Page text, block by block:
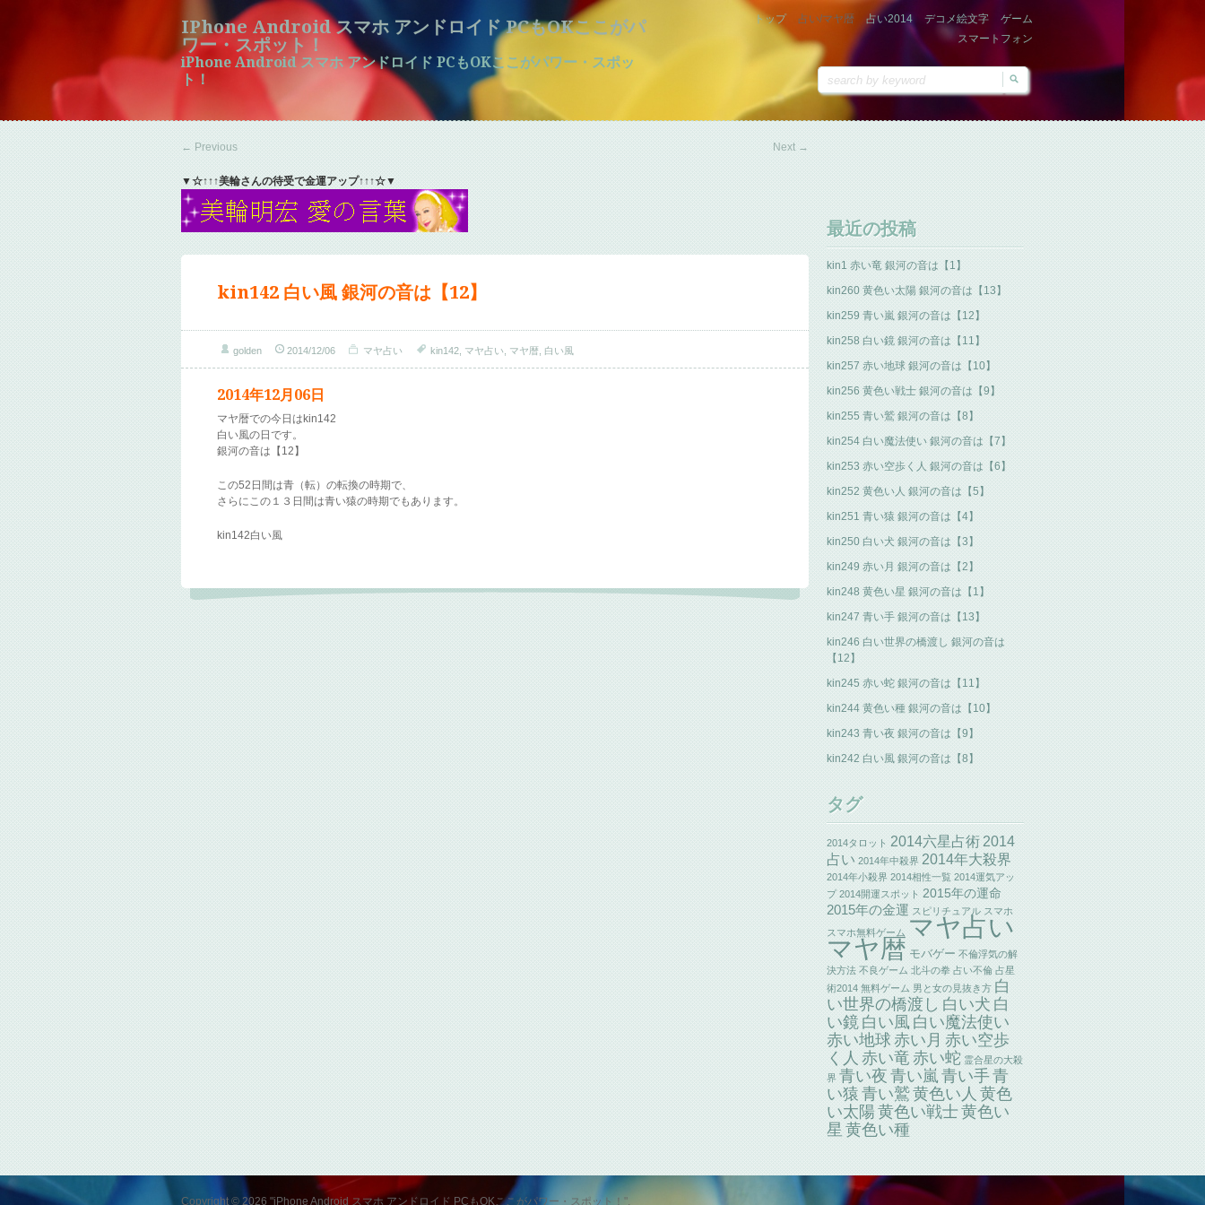
IPhone Android スマホ アンドロイド PCもOKここがパ
ワー・スポット！
iPhone Android スマホ アンドロイド PCもOKここがパワー・スポッ
ト！
トップ 占い/マヤ暦 占い2014 デコメ絵文字
ゲーム
スマートフォン
← Previous Next →
▼☆↑↑↑美輪さんの待受で金運アップ↑↑↑☆▼
kin142 白い風 銀河の音は【12】
golden 2014/12/06 マヤ占い kin142 マヤ占い マヤ暦 白い風
2014年12月06日
マヤ暦での今日はkin142
白い風の日です。
銀河の音は【12】
この52日間は青（転）の転換の時期で、
さらにこの１３日間は青い猿の時期でもあります。
kin142白い風
最近の投稿
kin1 赤い竜 銀河の音は【1】
kin260 黄色い太陽 銀河の音は【13】
kin259 青い嵐 銀河の音は【12】
kin258 白い鏡 銀河の音は【11】
kin257 赤い地球 銀河の音は【10】
kin256 黄色い戦士 銀河の音は【9】
kin255 青い鷲 銀河の音は【8】
kin254 白い魔法使い 銀河の音は【7】
kin253 赤い空歩く人 銀河の音は【6】
kin252 黄色い人 銀河の音は【5】
kin251 青い猿 銀河の音は【4】
kin250 白い犬 銀河の音は【3】
kin249 赤い月 銀河の音は【2】
kin248 黄色い星 銀河の音は【1】
kin247 青い手 銀河の音は【13】
kin246 白い世界の橋渡し 銀河の音は
【12】
kin245 赤い蛇 銀河の音は【11】
kin244 黄色い種 銀河の音は【10】
kin243 青い夜 銀河の音は【9】
kin242 白い風 銀河の音は【8】
タグ
2014タロット 2014六星占術 2014
占い 2014年中殺界 2014年大殺界
2014年小殺界 2014相性一覧 2014運気アッ
プ 2014開運スポット 2015年の運命
2015年の金運 スピリチュアル スマホ
スマホ無料ゲーム マヤ占い
マヤ暦 モバゲー 不倫浮気の解
決方法 不良ゲーム 北斗の拳 占い不倫 占星
術2014 無料ゲーム 男と女の見抜き方 白
い世界の橋渡し 白い犬 白
い鏡 白い風 白い魔法使い
赤い地球赤い月 赤い空歩
く人 赤い竜 赤い蛇 霊合星の大殺
界 青い夜 青い嵐青い手青
い猿 青い鷲黄色い人 黄色
い太陽黄色い戦士黄色い
星 黄色い種
Copyright © 2026 "iPhone Android スマホ アンドロイド PCもOKここがパワー・スポット！".